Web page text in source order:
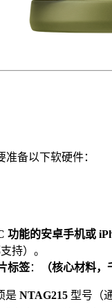
备以下软硬件：
功能的安卓手机或
持）。
标签： （核心材料，
是 NTAG215 型号（